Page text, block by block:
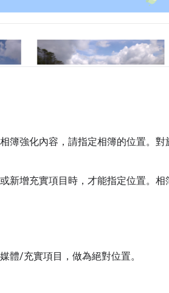
相簿強化內容，請指定相簿的位置。
或新增充實項目時，才能指定位置。
體/充實項目，做為絕對位置。